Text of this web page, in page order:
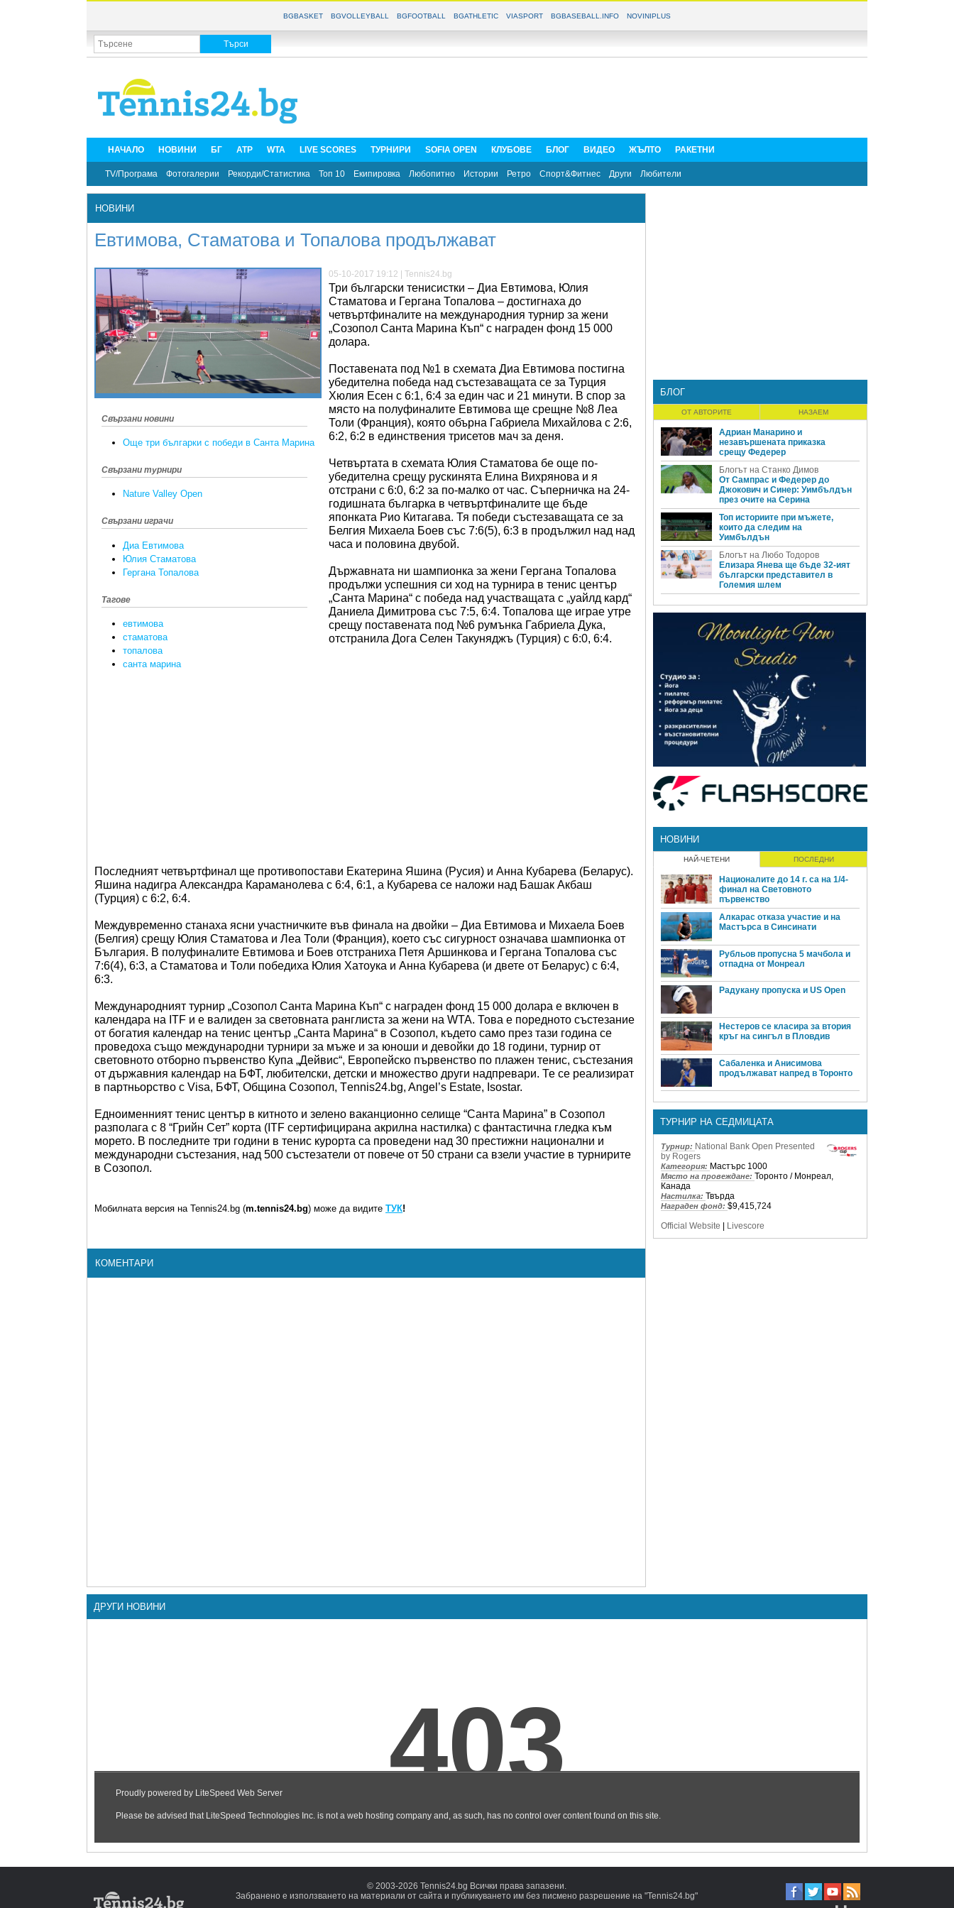
BGBASKET BGVOLLEYBALL BGFOOTBALL BGATHLETIC VIASPORT BGBASEBALL.INFO NOVINIPLUS
НАЧАЛО НОВИНИ БГ ATP WTA LIVE SCORES ТУРНИРИ SOFIA OPEN КЛУБОВЕ БЛОГ ВИДЕО ЖЪЛТО РАКЕТНИ
TV/Програма Фотогалерии Рекорди/Статистика Топ 10 Екипировка Любопитно Истории Ретро Спорт&Фитнес Други Любители
НОВИНИ
Евтимова, Стаматова и Топалова продължават
Свързани новини
Още три българки с победи в Санта Марина
Свързани турнири
Nature Valley Open
Свързани играчи
Диа Евтимова
Юлия Стаматова
Гергана Топалова
Тагове
евтимова
стаматова
топалова
санта марина
05-10-2017 19:12 | Tennis24.bg
Три български тенисистки – Диа Евтимова, Юлия
Стаматова и Гергана Топалова – достигнаха до
четвъртфиналите на международния турнир за жени
„Созопол Санта Марина Къп“ с награден фонд 15 000
долара.
Поставената под №1 в схемата Диа Евтимова постигна
убедителна победа над състезаващата се за Турция
Хюлия Есен с 6:1, 6:4 за един час и 21 минути. В спор за
място на полуфиналите Евтимова ще срещне №8 Леа
Толи (Франция), която обърна Габриела Михайлова с 2:6,
6:2, 6:2 в единствения трисетов мач за деня.
Четвъртата в схемата Юлия Стаматова бе още по-
убедителна срещу рускинята Елина Вихрянова и я
отстрани с 6:0, 6:2 за по-малко от час. Съперничка на 24-
годишната българка в четвъртфиналите ще бъде
японката Рио Китагава. Тя победи състезаващата се за
Белгия Михаела Боев със 7:6(5), 6:3 в продължил над над
часа и половина двубой.
Държавната ни шампионка за жени Гергана Топалова
продължи успешния си ход на турнира в тенис център
„Санта Марина“ с победа над участващата с „уайлд кард“
Даниела Димитрова със 7:5, 6:4. Топалова ще играе утре
срещу поставената под №6 румънка Габриела Дука,
отстранила Дога Селен Такуняджъ (Турция) с 6:0, 6:4.
Последният четвъртфинал ще противопостави Екатерина Яшина (Русия) и Анна Кубарева (Беларус).
Яшина надигра Александра Караманолева с 6:4, 6:1, а Кубарева се наложи над Башак Акбаш
(Турция) с 6:2, 6:4.
Междувременно станаха ясни участничките във финала на двойки – Диа Евтимова и Михаела Боев
(Белгия) срещу Юлия Стаматова и Леа Толи (Франция), което със сигурност означава шампионка от
България. В полуфиналите Евтимова и Боев отстраниха Петя Аршинкова и Гергана Топалова със
7:6(4), 6:3, а Стаматова и Толи победиха Юлия Хатоука и Анна Кубарева (и двете от Беларус) с 6:4,
6:3.
Международният турнир „Созопол Санта Марина Къп“ с награден фонд 15 000 долара е включен в
календара на ITF и е валиден за световната ранглиста за жени на WTA. Това е поредното състезание
от богатия календар на тенис център „Санта Марина“ в Созопол, където само през тази година се
проведоха също международни турнири за мъже и за юноши и девойки до 18 години, турнир от
световното отборно първенство Купа „Дейвис“, Европейско първенство по плажен тенис, състезания
от държавния календар на БФТ, любителски, детски и множество други надпревари. Те се реализират
в партньорство с Visa, БФТ, Община Созопол, Тennis24.bg, Angel’s Estate, Isostar.
Едноименният тенис център в китното и зелено ваканционно селище “Санта Марина” в Созопол
разполага с 8 “Грийн Сет” корта (ITF сертифицирана акрилна настилка) с фантастична гледка към
морето. В последните три години в тенис курорта са проведени над 30 престижни национални и
международни състезания, над 500 състезатели от повече от 50 страни са взели участие в турнирите
в Созопол.
Мобилната версия на Tennis24.bg (m.tennis24.bg) може да видите ТУК!
КОМЕНТАРИ
БЛОГ
ОТ АВТОРИТЕ НАЗАЕМ
Адриан Манарино и
незавършената приказка
срещу Федерер
Блогът на Станко Димов
От Сампрас и Федерер до
Джокович и Синер: Уимбълдън
през очите на Серина
Топ историите при мъжете,
които да следим на
Уимбълдън
Блогът на Любо Тодоров
Елизара Янева ще бъде 32-ият
български представител в
Големия шлем
НОВИНИ
НАЙ-ЧЕТЕНИ ПОСЛЕДНИ
Националите до 14 г. са на 1/4-
финал на Световното
първенство
Алкарас отказа участие и на
Мастърса в Синсинати
Рубльов пропусна 5 мачбола и
отпадна от Монреал
Радукану пропуска и US Open
Нестеров се класира за втория
кръг на сингъл в Пловдив
Сабаленка и Анисимова
продължават напред в Торонто
ТУРНИР НА СЕДМИЦАТА
Турнир: National Bank Open Presented
by Rogers
Категория: Мастърс 1000
Място на провеждане: Торонто / Монреал,
Канада
Настилка: Твърда
Награден фонд: $9,415,724
Official Website
Livescore
ДРУГИ НОВИНИ
© 2003-2026 Tennis24.bg Всички права запазени.
Забранено е използването на материали от сайта и публикуването им без писмено разрешение на "Tennis24.bg"